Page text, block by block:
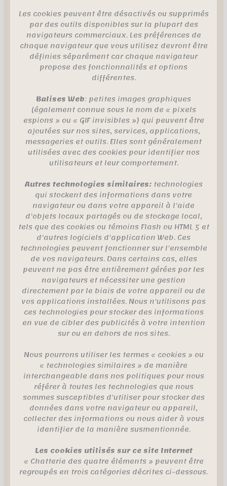
Les cookies peuvent être désactivés ou supprimés
par des outils disponibles sur la plupart des
navigateurs commerciaux. Les préférences de
chaque navigateur que vous utilisez devront être
définies séparément car chaque navigateur
propose des fonctionnalités et options
différentes.
Balises Web: petites images graphiques
(également connue sous le nom de « pixels
espions » ou « GIF invisibles ») qui peuvent être
ajoutées sur nos sites, services, applications,
messageries et outils. Elles sont généralement
utilisées avec des cookies pour identifier nos
utilisateurs et leur comportement.
Autres technologies similaires: technologies
qui stockent des informations dans votre
navigateur ou dans votre appareil à l’aide
d’objets locaux partagés ou de stockage local,
tels que des cookies ou témoins Flash ou HTML 5 et
d’autres logiciels d’application Web. Ces
technologies peuvent fonctionner sur l’ensemble
de vos navigateurs. Dans certains cas, elles
peuvent ne pas être entièrement gérées par les
navigateurs et nécessiter une gestion
directement par le biais de votre appareil ou de
vos applications installées. Nous n’utilisons pas
ces technologies pour stocker des informations
en vue de cibler des publicités à votre intention
sur ou en dehors de nos sites.
Nous pourrons utiliser les termes « cookies » ou
« technologies similaires » de manière
interchangeable dans nos politiques pour nous
référer à toutes les technologies que nous
sommes susceptibles d’utiliser pour stocker des
données dans votre navigateur ou appareil,
collecter des informations ou nous aider à vous
identifier de la manière susmentionnée.
Les cookies utilisés sur ce site Internet
« Chatterie des quatre éléments » peuvent être
regroupés en trois catégories décrites ci-dessous.